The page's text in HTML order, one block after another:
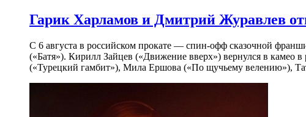
Гарик Харламов и Дмитрий Журавлев
С 6 августа в российском прокате — спин-офф сказочной
(«Батя»). Кирилл Зайцев («Движение вверх») вернулся в камео
(«Турецкий гамбит»), Мила Ершова («По щучьему велению»),